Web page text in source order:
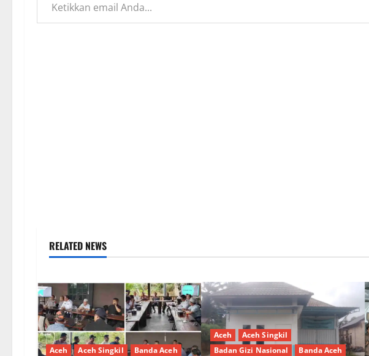
RELATED NEWS
Aceh Aceh Singkil
Banda Aceh
Aceh
Aceh Singkil
Badan Gizi Nasional
Banda Aceh